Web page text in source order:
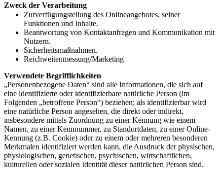
Zweck der Verarbeitung
Zurverfügungstellung des Onlineangebotes, seiner
Funktionen und Inhalte.
Beantwortung von Kontaktanfragen und Kommunikation mit
Nutzern.
Sicherheitsmaßnahmen.
Reichweitenmessung/Marketing
Verwendete Begrifflichkeiten
„Personenbezogene Daten“ sind alle Informationen, die sich auf
eine identifizierte oder identifizierbare natürliche Person (im
Folgenden „betroffene Person“) beziehen; als identifizierbar wird
eine natürliche Person angesehen, die direkt oder indirekt,
insbesondere mittels Zuordnung zu einer Kennung wie einem
Namen, zu einer Kennnummer, zu Standortdaten, zu einer Online-
Kennung (z.B. Cookie) oder zu einem oder mehreren besonderen
Merkmalen identifiziert werden kann, die Ausdruck der physischen,
physiologischen, genetischen, psychischen, wirtschaftlichen,
kulturellen oder sozialen Identität dieser natürlichen Person sind.